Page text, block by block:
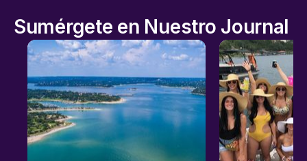
Sumérgete en Nuestro Journal